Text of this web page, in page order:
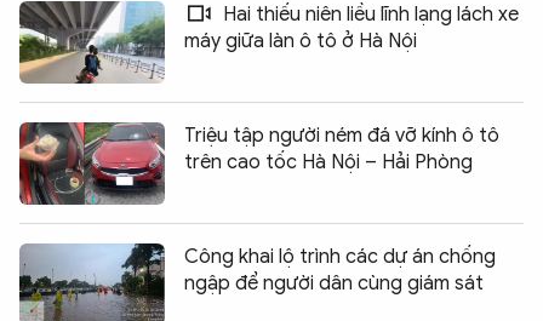
Hai thiếu niên liều lĩnh lạng lách xe
máy giữa làn ô tô ở Hà Nội
Triệu tập người ném đá vỡ kính ô tô
trên cao tốc Hà Nội – Hải Phòng
Công khai lộ trình các dự án chống
ngập để người dân cùng giám sát